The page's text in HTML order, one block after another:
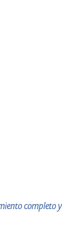
completo y